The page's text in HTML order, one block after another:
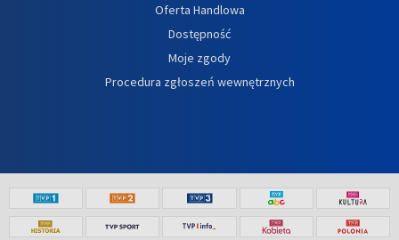
Oferta Handlowa
Dostępność
Moje zgody
Procedura zgłoszeń wewnętrznych